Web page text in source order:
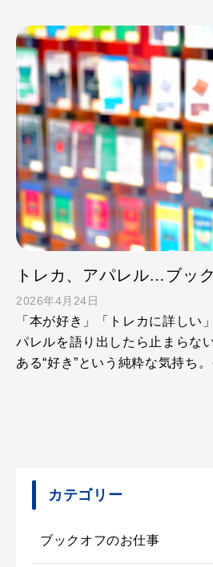
2026年4月24日
「本が好き」「トレカに詳しい
パレルを語り出したら止まら
ある“好き”という純粋な気持ち
カテゴリー
ブックオフのお仕事